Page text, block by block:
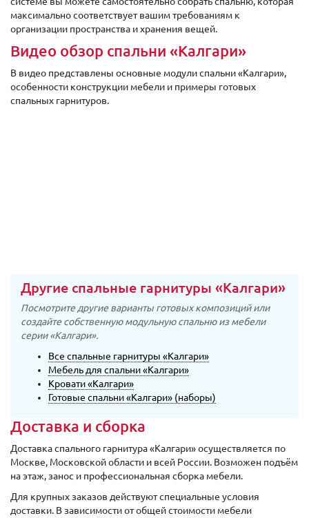
максимально соответствует вашим требованиям к
организации пространства и хранения вещей.
Видео обзор спальни «Калгари»
В видео представлены основные модули спальни «Калгари»,
особенности конструкции мебели и примеры готовых
спальных гарнитуров.
Другие спальные гарнитуры «Калгари»
Посмотрите другие варианты готовых композиций или
создайте собственную модульную спальню из мебели
серии «Калгари».
Все спальные гарнитуры «Калгари»
Мебель для спальни «Калгари»
Кровати «Калгари»
Готовые спальни «Калгари» (наборы)
Доставка и сборка
Доставка спального гарнитура «Калгари» осуществляется по
Москве, Московской области и всей России. Возможен подъём
на этаж, занос и профессиональная сборка мебели.
Для крупных заказов действуют специальные условия
доставки. В зависимости от общей стоимости мебели